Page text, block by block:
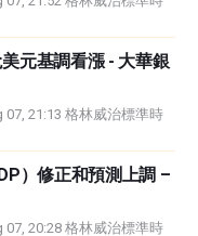
訊的準確性、完整性或適用
誤，遺漏或任何損失，傷害
漏除外。本文作者和
何投資建議。
元基調看漲 - 大華銀
07, 21:13 格林威治標準時
）修正和預測上調 –
07, 20:28 格林威治標準時